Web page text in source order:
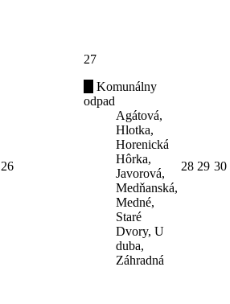
26
27
Komunálny
odpad
Agátová,
Hlotka,
Horenická
Hôrka,
Javorová,
Medňanská,
Medné,
Staré
Dvory, U
duba,
Záhradná
28 29 30